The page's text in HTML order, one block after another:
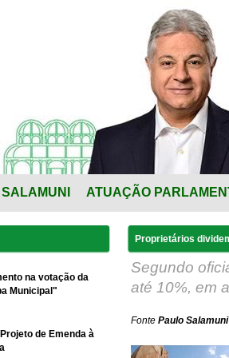
ATUAÇÃO
na votação da
Municipal"
de Emenda à
Proprietários
Segundo
até 10%, em
Fonte Paulo